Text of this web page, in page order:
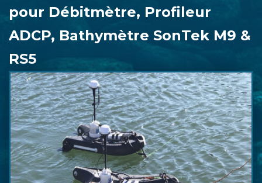
pour Débitmètre, Profileur
ADCP, Bathymètre SonTek M9 &
RS5